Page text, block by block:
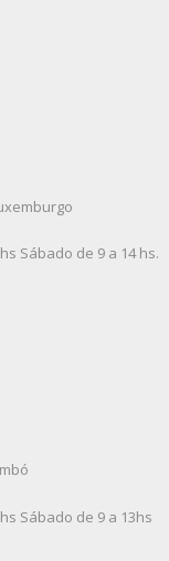
Sábado de 9 a 14 hs.
Sábado de 9 a 13hs